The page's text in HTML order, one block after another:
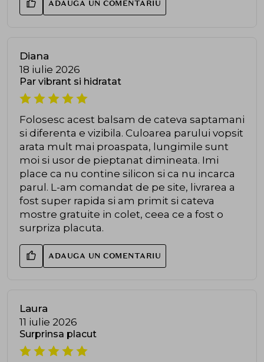
ADAUGA UN COMENTARIU
Diana
18 iulie 2026
Par vibrant si hidratat
Folosesc acest balsam de cateva saptamani
si diferenta e vizibila. Culoarea parului vopsit
arata mult mai proaspata, lungimile sunt
moi si usor de pieptanat dimineata. Imi
place ca nu contine silicon si ca nu incarca
parul. L-am comandat de pe site, livrarea a
fost super rapida si am primit si cateva
mostre gratuite in colet, ceea ce a fost o
surpriza placuta.
ADAUGA UN COMENTARIU
Laura
11 iulie 2026
Surprinsa placut